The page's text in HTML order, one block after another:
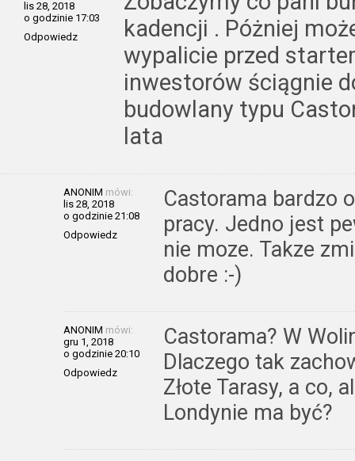
lis 28, 2018
o godzinie 17:03
Odpowiedz
kadencji . Póżniej
wypalicie przed
inwestorów ściągnie
budowlany typu
lata
ANONIM mówi:
lis 28, 2018
o godzinie 21:08
Odpowiedz
Castorama bardzo
pracy. Jedno jest
nie moze. Takze
dobre :-)
ANONIM mówi:
gru 1, 2018
o godzinie 20:10
Odpowiedz
Castorama? W
Dlaczego tak
Złote Tarasy, a co,
Londynie ma być?